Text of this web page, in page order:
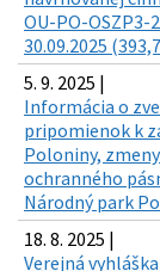
OU-PO-OSZP3-
30.09.2025
5. 9. 2025 |
Informácia o
pripomienok k
Poloniny,
ochranného
Národný park
18. 8. 2025 |
Verejná